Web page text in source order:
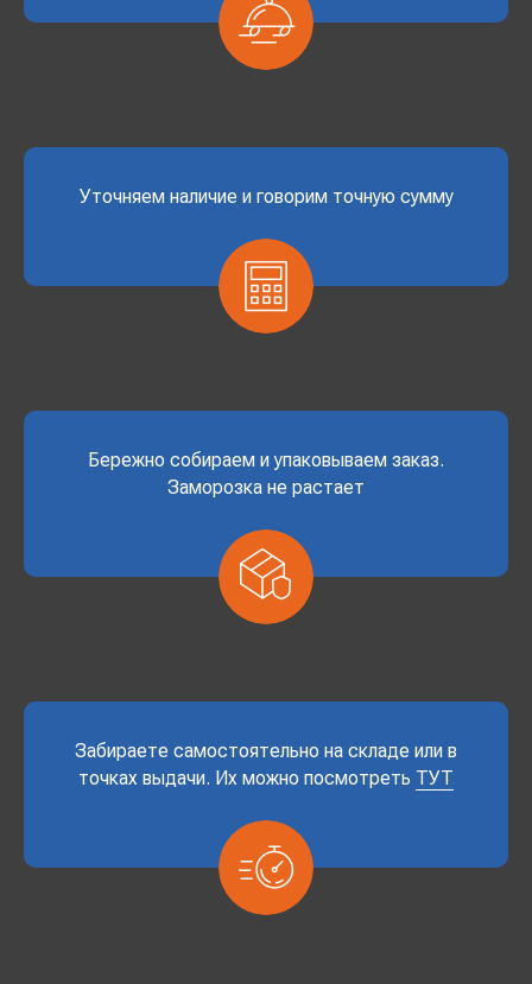
Уточняем наличие и говорим точную сумму
Бережно собираем и упаковываем заказ.
Заморозка не растает
Забираете самостоятельно на складе или в
точках выдачи. Их можно посмотреть ТУТ